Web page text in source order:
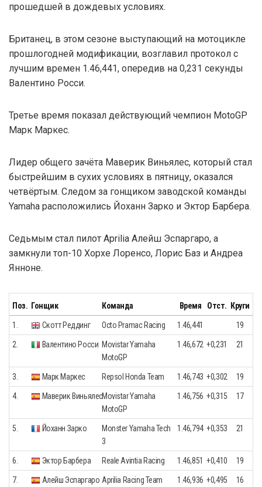
прошедшей в дождевых условиях.
Британец, в этом сезоне выступающий на мотоцикле
прошлогодней модификации, возглавил протокол с
лучшим времен 1.46,441, опередив на 0,231 секунды
Валентино Росси.
Третье время показал действующий чемпион MotoGP
Марк Маркес.
Лидер общего зачёта Маверик Виньялес, который стал
быстрейшим в сухих условиях в пятницу, оказался
четвёртым. Следом за гонщиком заводской команды
Yamaha расположились Йоханн Зарко и Эктор Барбера.
Седьмым стал пилот Aprilia Алейш Эспаргаро, а
замкнули топ-10 Хорхе Лоренсо, Лорис Баз и Андреа
Янноне.
Поз. Гонщик Команда Время Отст. Круги
1. Скотт Реддинг Octo Pramac Racing 1.46,441 19
2. Валентино Росси Movistar Yamaha
MotoGP
1.46,672 +0,231 21
3. Марк Маркес Repsol Honda Team 1.46,743 +0,302 19
4. Маверик ВиньялесMovistar Yamaha
MotoGP
1.46,756 +0,315 17
5. Йоханн Зарко
Monster Yamaha Tech
3
1.46,794 +0,353 21
6. Эктор Барбера Reale Avintia Racing 1.46,851 +0,410 19
7. Алейш Эспаргаро Aprilia Racing Team
1.46,936 +0,495 16